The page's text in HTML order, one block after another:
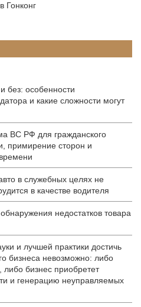
Гонконг
без: особенности
и какие сложности могут
ВС РФ для гражданского
примирение сторон и
в служебных целях не
в качестве водителя
недостатков товара
и лучшей практики достичь
бизнеса невозможно: либо
либо бизнес приобретет
и генерацию неуправляемых